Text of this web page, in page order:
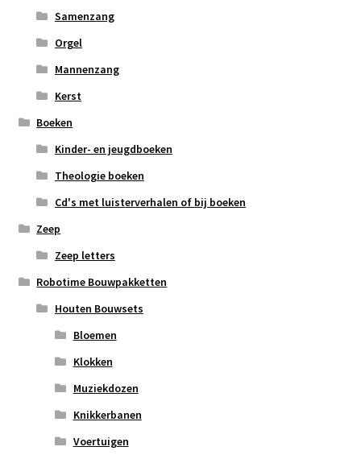
Samenzang
Orgel
Mannenzang
Kerst
Boeken
Kinder- en jeugdboeken
Theologie boeken
Cd's met luisterverhalen of bij boeken
Zeep
Zeep letters
Robotime Bouwpakketten
Houten Bouwsets
Bloemen
Klokken
Muziekdozen
Knikkerbanen
Voertuigen